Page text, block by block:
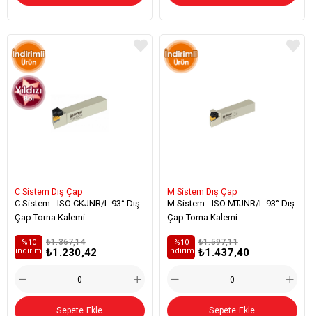
C Sistem Dış Çap
C Sistem - ISO CKJNR/L 93° Dış
Çap Torna Kalemi
₺1.230,42
₺1.367,14
%10
i̇ndirim
Sepete Ekle
M Sistem Dış Çap
M Sistem - ISO MTJNR/L 93° Dış
Çap Torna Kalemi
₺1.437,40
₺1.597,11
%10
i̇ndirim
Sepete Ekle